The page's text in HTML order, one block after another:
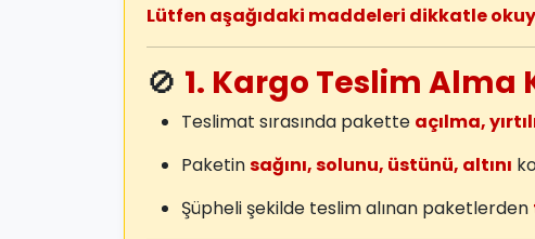
Lütfen aşağıdaki maddeleri dikkatle
🚫 1. Kargo Teslim Alma
Teslimat sırasında pakette açılma,
Paketinsağını, solunu, üstünü, altını
Şüpheli şekilde teslim alınan paketlerden